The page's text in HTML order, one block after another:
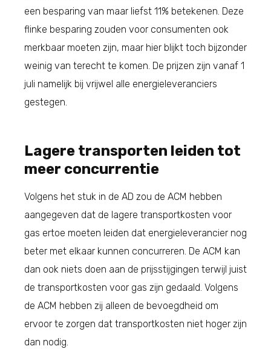
een besparing van maar liefst 11% betekenen. Deze
flinke besparing zouden voor consumenten ook
merkbaar moeten zijn, maar hier blijkt toch bijzonder
weinig van terecht te komen. De prijzen zijn vanaf 1
juli namelijk bij vrijwel alle energieleveranciers
gestegen.
Lagere transporten leiden tot
meer concurrentie
Volgens het stuk in de AD zou de ACM hebben
aangegeven dat de lagere transportkosten voor
gas ertoe moeten leiden dat energieleverancier nog
beter met elkaar kunnen concurreren. De ACM kan
dan ook niets doen aan de prijsstijgingen terwijl juist
de transportkosten voor gas zijn gedaald. Volgens
de ACM hebben zij alleen de bevoegdheid om
ervoor te zorgen dat transportkosten niet hoger zijn
dan nodig.